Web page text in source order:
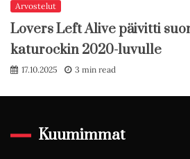
Arvostelut
Lovers Left Alive päivitti
katurockin 2020-luvulle
17.10.2025 3 min read
Kuumimmat